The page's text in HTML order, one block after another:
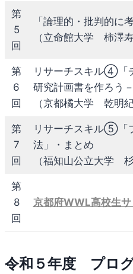
第
5
回
「論理的・批判的に
（立命館大学 柿澤寿
第
6
回
リサーチスキル④「
研究計画書を作ろう－
（京都橘大学 乾明紀
第
7
回
リサーチスキル⑤「
法」・まとめ
（福知山公立大学
第
8
回
京都府WWL高校生サ
令和５年度 プロ